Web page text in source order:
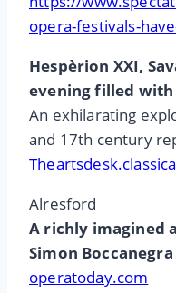
opera-festivals-
Hespèrion XXI,
evening filled
An exhilarating
and 17th century
Alresford
A richly imagined
Simon
operatoday.com